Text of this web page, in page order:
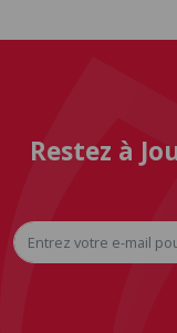
Restez à